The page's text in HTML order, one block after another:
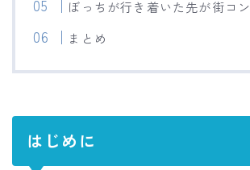
ぼっちが行き着いた先が街コン
まとめ
はじめに